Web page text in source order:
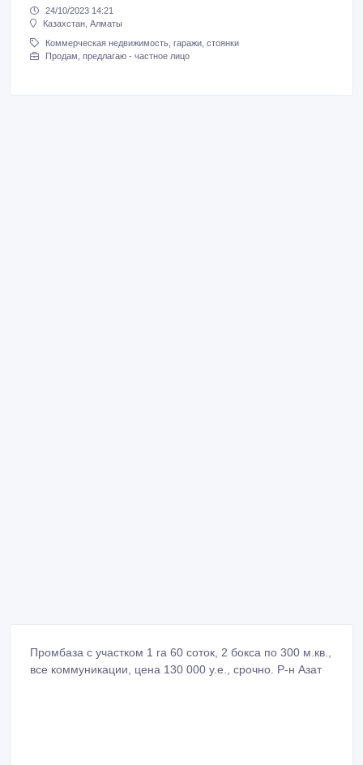
24/10/2023 14:21
Казахстан, Алматы
Коммерческая недвижимость, гаражи, стоянки
Продам, предлагаю - частное лицо
Промбаза с участком 1 га 60 соток, 2 бокса по 300 м.кв.,
все коммуникации, цена 130 000 у.е., срочно. Р-н Азат